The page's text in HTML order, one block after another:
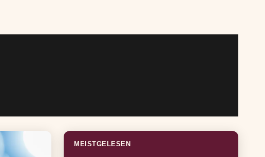
MEISTGELESEN